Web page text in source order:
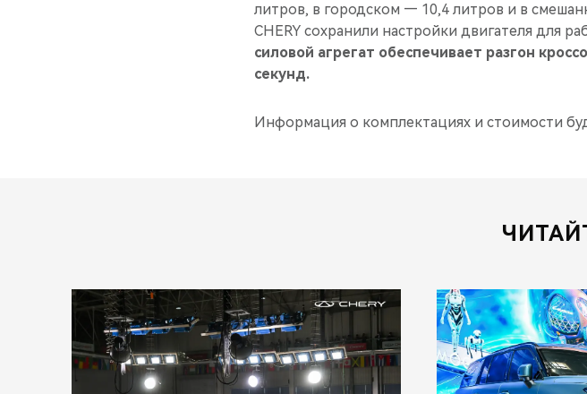
литров, в городском — 10,4 литров и в
CHERY сохранили настройки двигателя для
силовой агрегат обеспечивает разгон
секунд.
Информация о комплектациях и стоимости